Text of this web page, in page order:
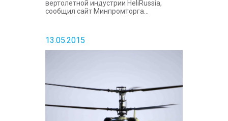
вертолетной индустрии HeliRussia,
сообщил сайт Минпромторга...
13.05.2015